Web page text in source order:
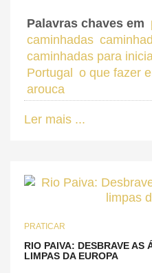
Palavras chaves em
caminhadas
caminhadas para
Portugal o que fazer
arouca
Ler mais ...
PRATICAR
RIO PAIVA: DESBRAVE AS
LIMPAS DA EUROPA